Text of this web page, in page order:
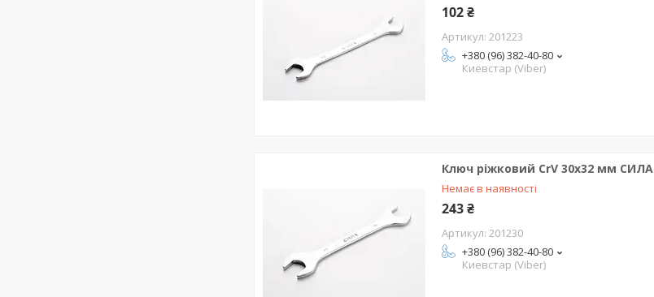
102 ₴
201223
+380 (96) 382-40-80
Киевстар (Viber)
Ключ ріжковий CrV 30x32 мм СИЛА
Немає в наявності
243 ₴
201230
+380 (96) 382-40-80
Киевстар (Viber)